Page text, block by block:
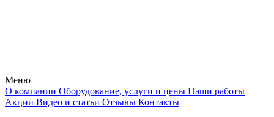
Меню
О компании Оборудование, услуги и цены Наши работы
Акции Видео и статьи Отзывы Контакты